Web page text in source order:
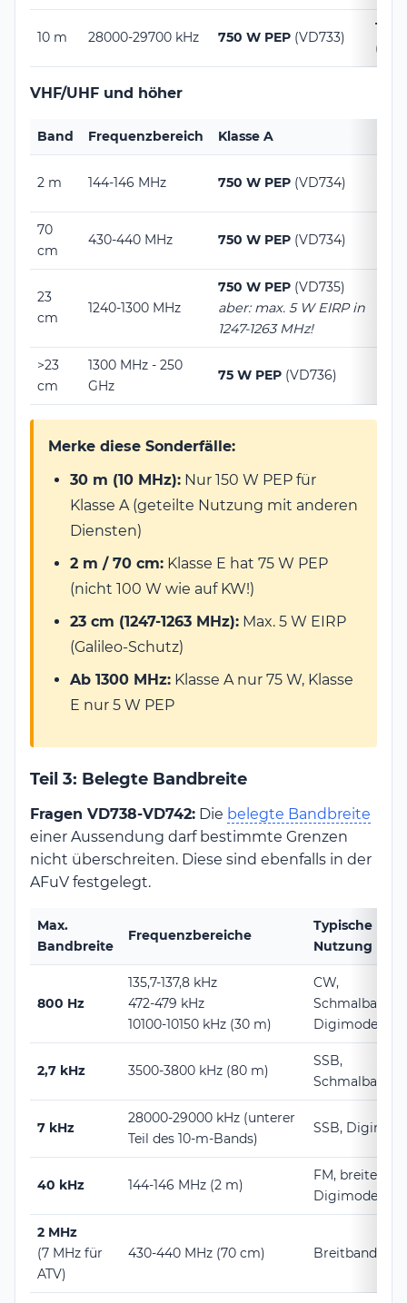
10 m 28000-29700 kHz 750 W PEP (VD733)
100
VHF/UHF und höher
Band Frequenzbereich Klasse A
2 m 144-146 MHz 750 W PEP (VD734)
70
cm
430-440 MHz 750 W PEP (VD734)
23
cm
1240-1300 MHz
750 W PEP (VD735)
aber: max. 5 W EIRP in
1247-1263 MHz!
>23
cm
1300 MHz - 250
GHz
75 W PEP (VD736)
Merke diese Sonderfälle:
30 m (10 MHz): Nur 150 W PEP für
Klasse A (geteilte Nutzung mit anderen
Diensten)
2 m / 70 cm: Klasse E hat 75 W PEP
(nicht 100 W wie auf KW!)
23 cm (1247-1263 MHz): Max. 5 W EIRP
(Galileo-Schutz)
Ab 1300 MHz: Klasse A nur 75 W, Klasse
E nur 5 W PEP
Teil 3: Belegte Bandbreite
Fragen VD738-VD742: Die belegte Bandbreite
einer Aussendung darf bestimmte Grenzen
nicht überschreiten. Diese sind ebenfalls in der
AFuV festgelegt.
Max.
Bandbreite
Frequenzbereiche
Typische
Nutzung
800 Hz
135,7-137,8 kHz
472-479 kHz
10100-10150 kHz (30 m)
CW,
Schmalband-
Digimodes
2,7 kHz 3500-3800 kHz (80 m)
SSB,
Schmalband
7 kHz
28000-29000 kHz (unterer
Teil des 10-m-Bands)
SSB,
40 kHz 144-146 MHz (2 m)
FM, breitere
Digimodes
2 MHz
(7 MHz für
ATV)
430-440 MHz (70 cm) Breitband, ATV